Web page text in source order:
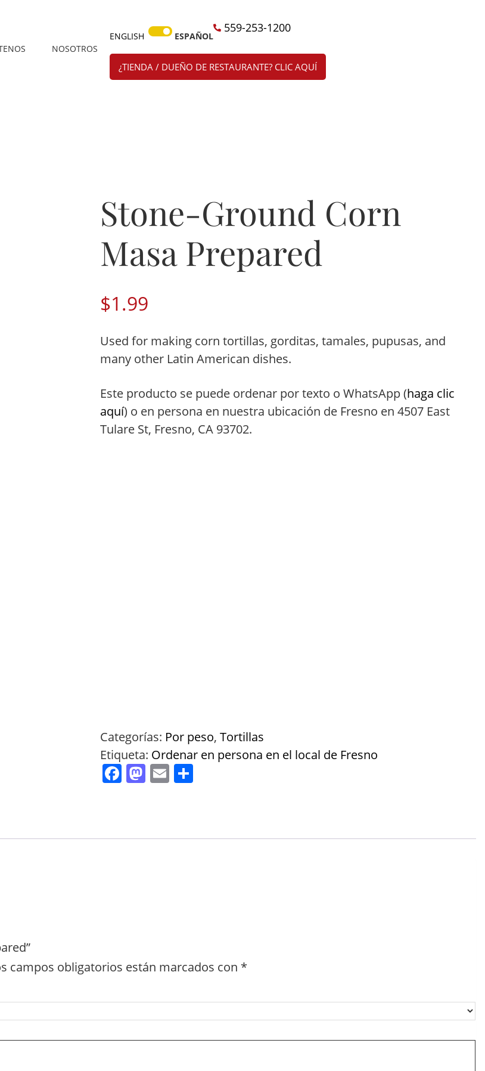
NOSOTROS
ENGLISH ESPAÑOL
559-253-1200
¿TIENDA / DUEÑO DE RESTAURANTE? CLIC AQUÍ
Stone-Ground Corn
Masa Prepared
$1.99
Used for making corn tortillas, gorditas, tamales, pupusas, and
many other Latin American dishes.
Este producto se puede ordenar por texto o WhatsApp (haga clic
aquí) o en persona en nuestra ubicación de Fresno en 4507 East
Tulare St, Fresno, CA 93702.
Categorías: Por peso,Tortillas
Etiqueta: Ordenar en persona en el local de Fresno
Facebook
Mastodon
Email
campos obligatorios están marcados con *